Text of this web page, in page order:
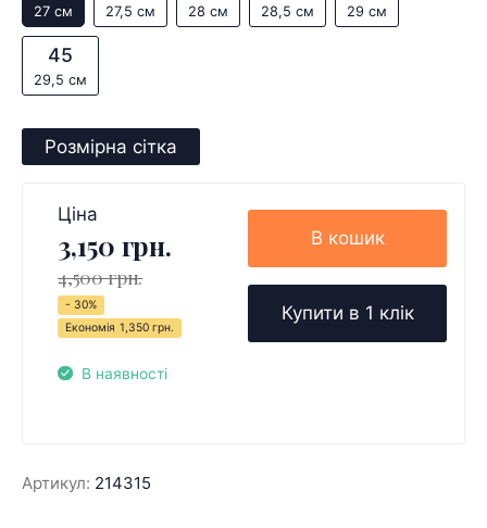
27 см 27,5 см 28 см 28,5 см 29 см
45
29,5 см
Розмірна сітка
Ціна
3,150 грн.
4,500 грн.
- 30%
Економія 1,350 грн.
В наявності
В кошик
Купити в 1 клік
Артикул: 214315